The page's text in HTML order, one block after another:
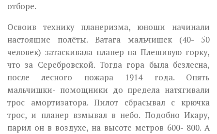
отборе.
Освоив технику планеризма, юноши начинали
настоящие полёты. Ватага мальчишек (40- 50
человек) затаскивала планер на Плешивую горку,
что за Серебровской. Тогда гора была безлесна,
после лесного пожара 1914 года. Опять
мальчишки- помощники до предела натягивали
трос амортизатора. Пилот сбра­сывал с крючка
трос, и планер взмывал в небо. Подобно Икару,
парил он в воз­духе, на высоте метров 600- 800. А